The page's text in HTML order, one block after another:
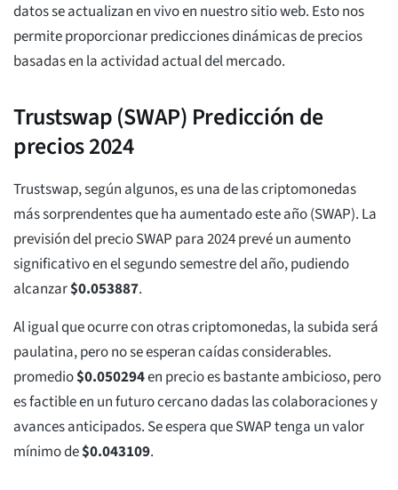
datos se actualizan en vivo en nuestro sitio web. Esto nos
permite proporcionar predicciones dinámicas de precios
basadas en la actividad actual del mercado.
Trustswap (SWAP) Predicción de
precios 2024
Trustswap, según algunos, es una de las criptomonedas
más sorprendentes que ha aumentado este año (SWAP). La
previsión del precio SWAP para 2024 prevé un aumento
significativo en el segundo semestre del año, pudiendo
alcanzar$0.053887.
Al igual que ocurre con otras criptomonedas, la subida será
paulatina, pero no se esperan caídas considerables.
promedio$0.050294en precio es bastante ambicioso, pero
es factible en un futuro cercano dadas las colaboraciones y
avances anticipados. Se espera que SWAP tenga un valor
mínimo de$0.043109.